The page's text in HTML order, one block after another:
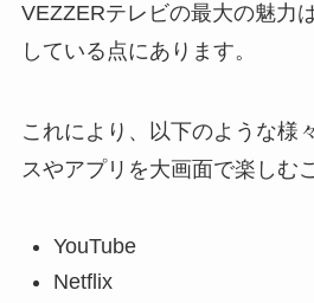
VEZZERテレビの最大の魅力
している点にあります。
これにより、以下のような様
スやアプリを大画面で楽しむ
YouTube
Netflix